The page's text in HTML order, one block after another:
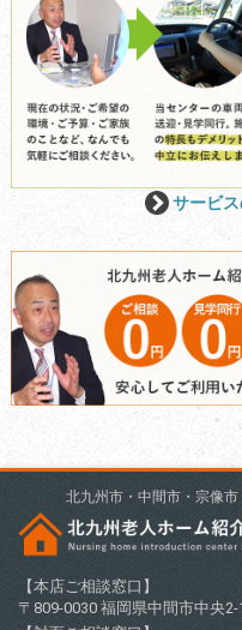
サービ
北九州市・中間市・宗像市
【本店ご相談窓口】
〒809-0030 福岡県中間市中央2-